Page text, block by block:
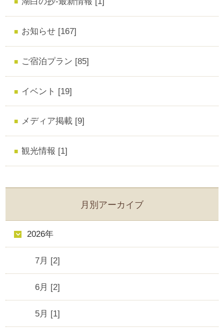
お知らせ [167]
ご宿泊プラン [85]
イベント [19]
メディア掲載 [9]
観光情報 [1]
月別アーカイブ
2026年
7月 [2]
6月 [2]
5月 [1]